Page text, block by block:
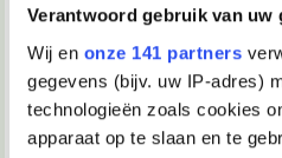
Verantwoord gebruik van uw
Wij en onze 141 partners
gegevens (bijv. uw IP-adres)
technologieën zoals cookies
apparaat op te slaan en te
onderwerp, denk ik.
op wg&r heb ik al gekeken,
mijn voorbeeldbrief en de tips
komen
Over 1 van de sollicitatiebrief: